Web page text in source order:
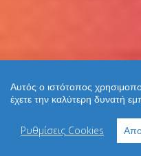
Αυτός ο ιστότοπος
έχετε την καλύτερη δυνατή
Ρυθμίσεις Cookies